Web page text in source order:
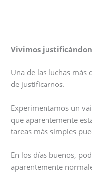
Vivimos
Una de las luchas más
de justificarnos.
Experimentamos un
que aparentemente
tareas más simples
En los días buenos,
aparentemente